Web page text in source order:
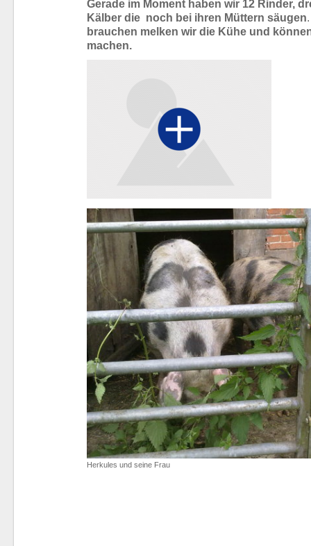
Gerade im Moment haben wir 12 Rinder,
Kälber die noch bei ihren Müttern säugen
brauchen melken wir die Kühe und
machen.
Herkules und seine Frau